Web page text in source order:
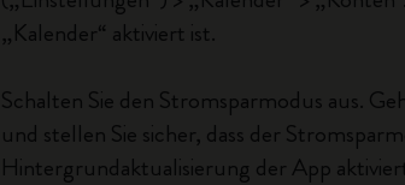
City Guide Notebooks LUXE x Moleskine
Casa Batlló Custom Editions
I Am The City
„Kalender“ aktiviert ist.
Schalten Sie den Stromsparmodus aus.
und stellen Sie sicher, dass der
Hintergrundaktualisierung der App